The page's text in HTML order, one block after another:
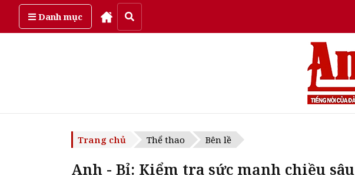
Danh mụcThứ sáu, ngày 7/08/2026
Trang chủ Thể thao Bên lề
Anh - Bỉ: Kiểm tra sức mạnh chiều sâu